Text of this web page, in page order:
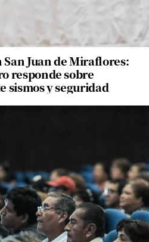
Juan de Miraflores:
responde sobre
sismos y seguridad